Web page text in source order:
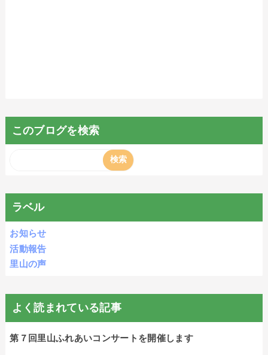
このブログを検索
ラベル
お知らせ
活動報告
里山の声
よく読まれている記事
第７回里山ふれあいコンサートを開催します